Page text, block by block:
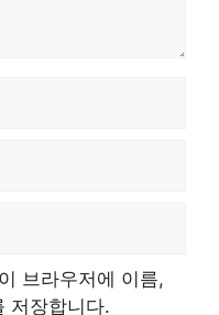
브라우저에 이름,
저장합니다.